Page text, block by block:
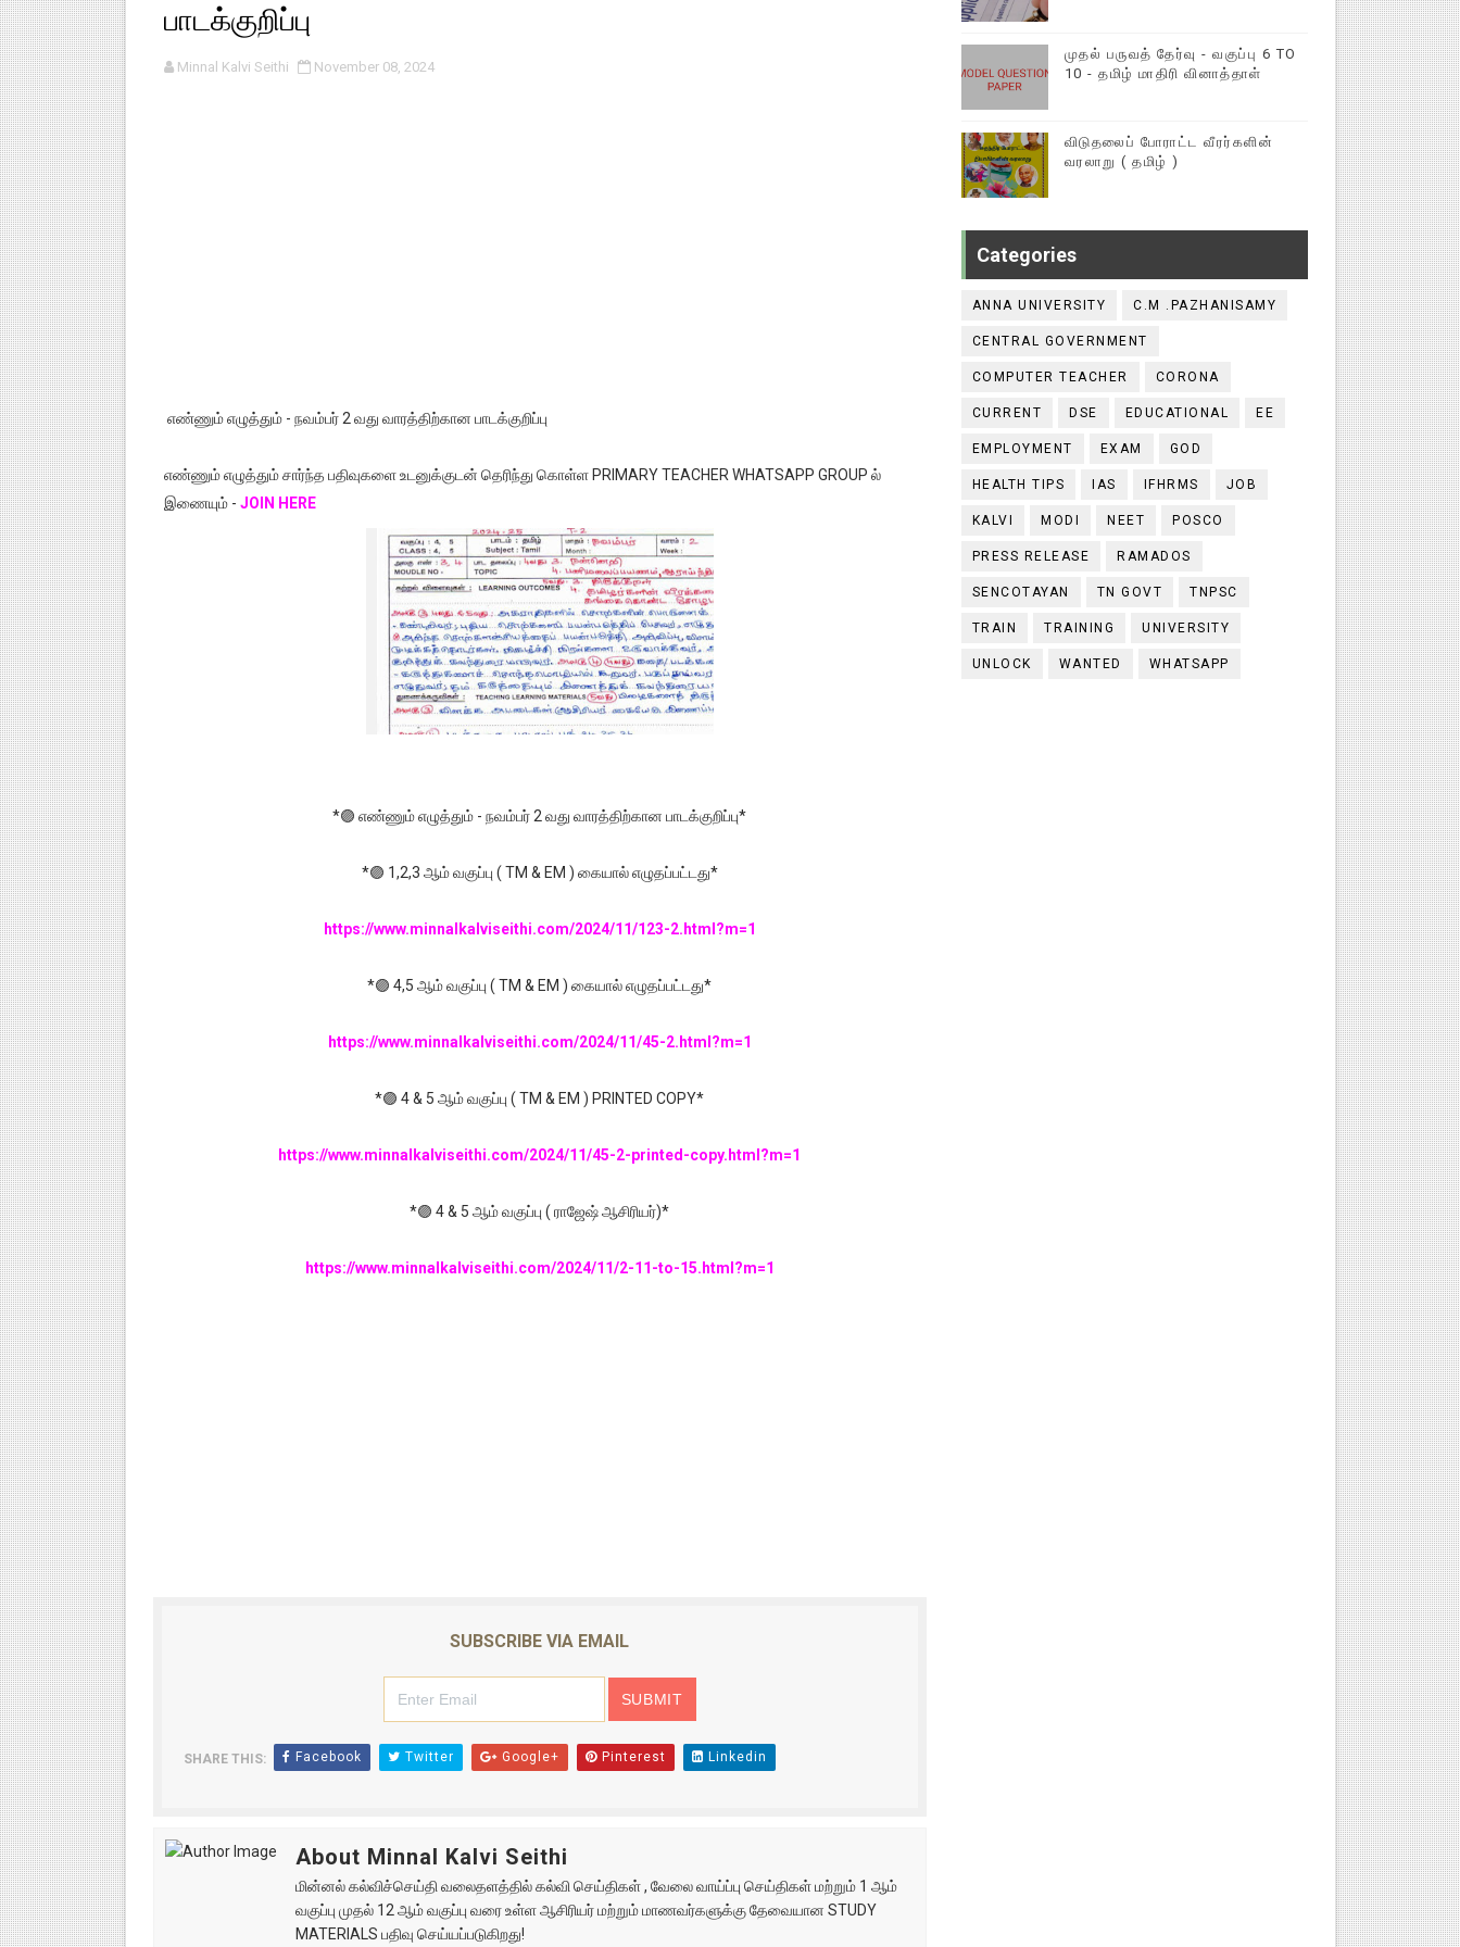
பள்ளி காலை வழிபாட்டுச் செயல்பாடுகள் - டிசம்பர் 17
குழந்தைகள் பாதுகாப்பு அலகில் வேலை வாய்ப்பு ( டிச 18 )
பாடக்குறிப்பு
Minnal Kalvi Seithi November 08, 2024
எண்ணும் எழுத்தும் - நவம்பர் 2 வது வாரத்திற்கான பாடக்குறிப்பு
எண்ணும் எழுத்தும் சார்ந்த பதிவுகளை உடனுக்குடன் தெரிந்து கொள்ள PRIMARY TEACHER WHATSAPP GROUP ல்
இணையும் - JOIN HERE
*🟣 எண்ணும் எழுத்தும் - நவம்பர் 2 வது வாரத்திற்கான பாடக்குறிப்பு*
*🟣 1,2,3 ஆம் வகுப்பு ( TM & EM ) கையால் எழுதப்பட்டது*
https://www.minnalkalviseithi.com/2024/11/123-2.html?m=1
*🟣 4,5 ஆம் வகுப்பு ( TM & EM ) கையால் எழுதப்பட்டது*
https://www.minnalkalviseithi.com/2024/11/45-2.html?m=1
*🟣 4 & 5 ஆம் வகுப்பு ( TM & EM ) PRINTED COPY*
https://www.minnalkalviseithi.com/2024/11/45-2-printed-copy.html?m=1
*🟣 4 & 5 ஆம் வகுப்பு ( ராஜேஷ் ஆசிரியர்)*
https://www.minnalkalviseithi.com/2024/11/2-11-to-15.html?m=1
SUBSCRIBE VIA EMAIL
SHARE THIS: Facebook Twitter Google+ Pinterest Linkedin
About Minnal Kalvi Seithi
மின்னல் கல்விச்செய்தி வலைதளத்தில் கல்வி செய்திகள் , வேலை வாய்ப்பு செய்திகள் மற்றும் 1 ஆம்
வகுப்பு முதல் 12 ஆம் வகுப்பு வரை உள்ள ஆசிரியர் மற்றும் மாணவர்களுக்கு தேவையான STUDY
MATERIALS பதிவு செய்யப்படுகிறது!
முதல் பருவத் தேர்வு - வகுப்பு 6 TO
10 - தமிழ் மாதிரி வினாத்தாள்
விடுதலைப் போராட்ட வீரர்களின்
வரலாறு ( தமிழ் )
Categories
ANNA UNIVERSITY C.M .PAZHANISAMY
CENTRAL GOVERNMENT
COMPUTER TEACHER CORONA
CURRENT DSE EDUCATIONAL EE
EMPLOYMENT EXAM GOD
HEALTH TIPS IAS IFHRMS JOB
KALVI MODI NEET POSCO
PRESS RELEASE RAMADOS
SENCOTAYAN TN GOVT TNPSC
TRAIN TRAINING UNIVERSITY
UNLOCK WANTED WHATSAPP